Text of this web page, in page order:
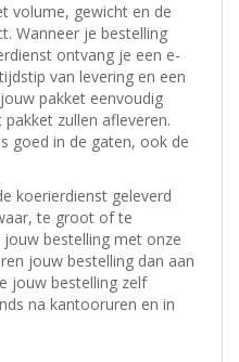
volume, gewicht en de
Wanneer je bestelling
ontvang je een e-
van levering en een
pakket eenvoudig
zullen afleveren.
goed in de gaten, ook de
koerierdienst geleverd
te groot of te
jouw bestelling met onze
jouw bestelling dan aan
jouw bestelling zelf
na kantooruren en in